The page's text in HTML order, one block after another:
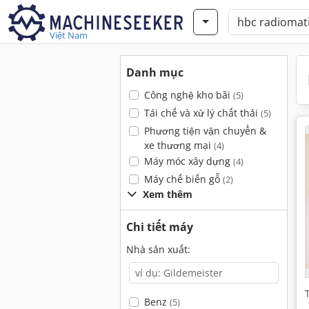
Việt Nam
Danh mục
Công nghệ kho bãi (5)
Tái chế và xử lý chất thải (5)
Phương tiện vận chuyển &
xe thương mại (4)
Máy móc xây dựng (4)
Máy chế biến gỗ (2)
Xem thêm
Chi tiết máy
Nhà sản xuất:
Benz (5)